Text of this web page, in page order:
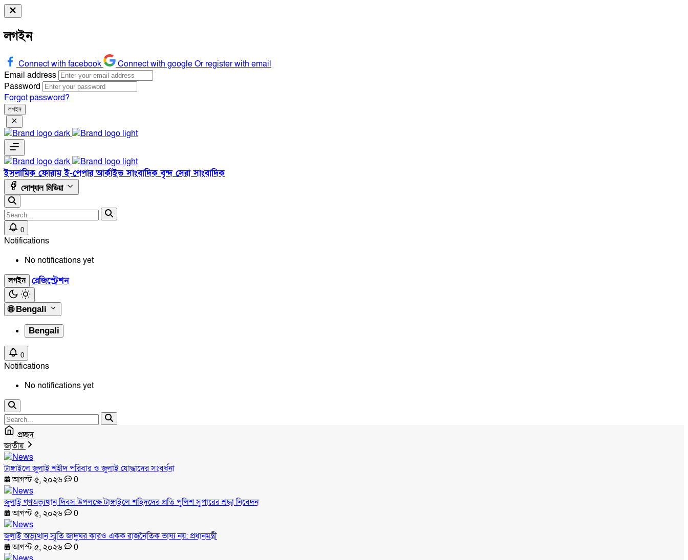
লগইন
Connect with facebook Connect with googleOr register with email
Email address
Password
Forgot password?
লগইন
ইসলামিক ফোরামই-পেপারআর্কাইভসাংবাদিক বৃন্দসেরা সাংবাদিক
সোশ্যাল মিডিয়া
0
Notifications
No notifications yet
লগইন রেজিস্ট্রেশন
🌐 Bengali
Bengali
0
Notifications
No notifications yet
প্রচ্ছদ
জাতীয়
টাঙ্গাইলে জুলাই শহীদ পরিবার ও জুলাই যোদ্ধাদের সংবর্ধনা
আগস্ট ৫, ২০২৬
0
জুলাই গণঅভ্যুত্থান দিবস উপলক্ষে টাঙ্গাইলে শহিদদের প্রতি পুলিশ সুপারের শ্রদ্ধা নিবেদন
আগস্ট ৫, ২০২৬
0
জুলাই অভ্যুত্থান স্মৃতি জাদুঘর কারও একক রাজনৈতিক ভাষ্য নয়: প্রধানমন্ত্রী
আগস্ট ৫, ২০২৬
0